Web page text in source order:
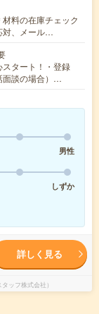
料の在庫チェック
対、メール…
スタート！・登録
面談の場合）…
男性
しずか
詳しく見る
ッフ株式会社）